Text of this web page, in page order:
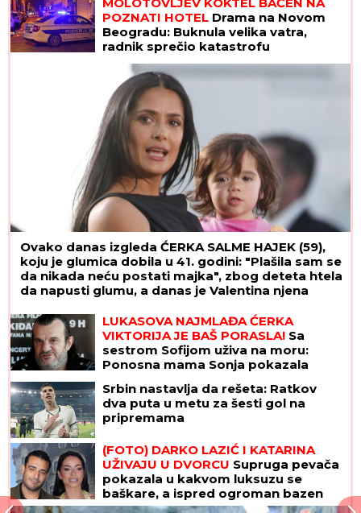
TRUDNA DOK JE TITANIK TONUO:
Muža više nikada nije videla, a on je
TESTAMENTOM "ZAROBIO" - NJENA
TAJNA i danas ledi krv u žilama
Kraj sage: Šengelija sam platio i potpisao!
MOLOTOVLJEV KOKTEL BAČEN NA
POZNATI HOTELDrama na Novom
Beogradu: Buknula velika vatra,
radnik sprečio katastrofu
Otkopavali grobove, skidali zlato sa
mrtvih i topili ga kod kuće: Jeziva
priča o ozloglašenoj šestorki
"Topalovići